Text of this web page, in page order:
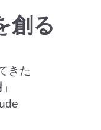
創る
きた
」